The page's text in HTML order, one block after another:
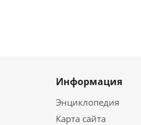
Информация
Энциклопедия
Карта сайта